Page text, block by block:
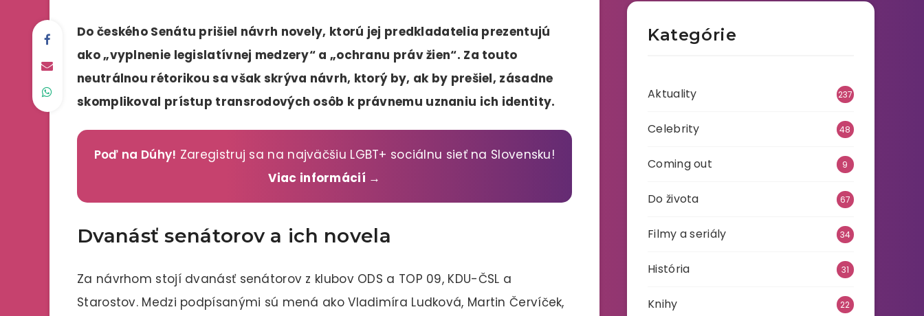
Do českého Senátu prišiel návrh novely, ktorú jej predkladatelia prezentujú
ako „vyplnenie legislatívnej medzery“ a „ochranu práv žien“. Za touto
neutrálnou rétorikou sa však skrýva návrh, ktorý by, ak by prešiel, zásadne
skomplikoval prístup transrodových osôb k právnemu uznaniu ich identity.
Poď na Dúhy! Zaregistruj sa na najväčšiu LGBT+ sociálnu sieť na Slovensku!
Viac informácií →
Dvanásť senátorov a ich novela
Za návrhom stojí dvanásť senátorov z klubov ODS a TOP 09, KDU-ČSL a
Starostov. Medzi podpísanými sú mená ako Vladimíra Ludková, Martin Červíček,
Kategórie
Aktuality 237
Celebrity 48
Coming out 9
Do života 67
Filmy a seriály 34
História 31
Knihy 22